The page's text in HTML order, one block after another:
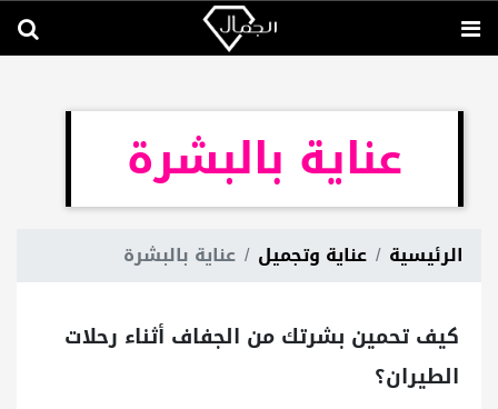
عناية بالبشرة
الرئيسية عناية وتجميل عناية بالبشرة
كيف تحمين بشرتك من الجفاف أثناء رحلات
الطيران؟